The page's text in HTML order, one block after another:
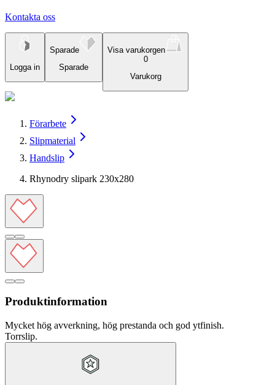
Kontakta oss
Logga in
Sparade
Sparade
Visa varukorgen
0
Varukorg
Förarbete
Slipmaterial
Handslip
Rhynodry slipark 230x280
Produktinformation
Mycket hög avverkning, hög prestanda och god ytfinish.
Torrslip.